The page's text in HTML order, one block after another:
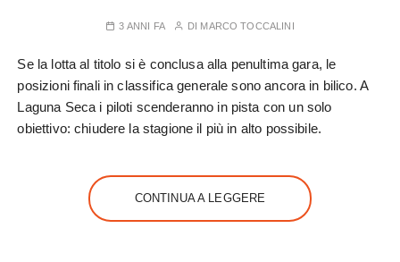
3 ANNI FA DI MARCO TOCCALINI
Se la lotta al titolo si è conclusa alla penultima gara, le
posizioni finali in classifica generale sono ancora in bilico. A
Laguna Seca i piloti scenderanno in pista con un solo
obiettivo: chiudere la stagione il più in alto possibile.
CONTINUA A LEGGERE